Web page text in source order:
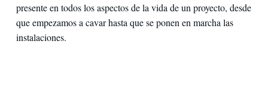
presente en todos los aspectos de la vida de un proyecto, desde
que empezamos a cavar hasta que se ponen en marcha las
instalaciones.